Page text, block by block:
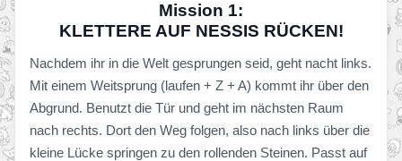
Mission 1:
KLETTERE AUF NESSIS RÜCKEN!
Nachdem ihr in die Welt gesprungen seid, geht nacht links.
Mit einem Weitsprung (laufen + Z + A) kommt ihr über den
Abgrund. Benutzt die Tür und geht im nächsten Raum
nach rechts. Dort den Weg folgen, also nach links über die
kleine Lücke springen zu den rollenden Steinen. Passt auf